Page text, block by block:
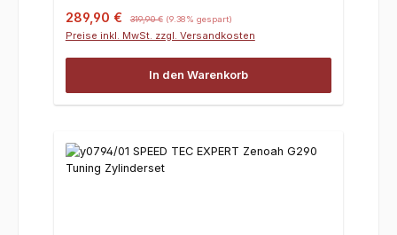
Verkaufspreis:
289,90 € 319,90 € (9.38% gespart)
Preise inkl. MwSt. zzgl. Versandkosten
In den Warenkorb